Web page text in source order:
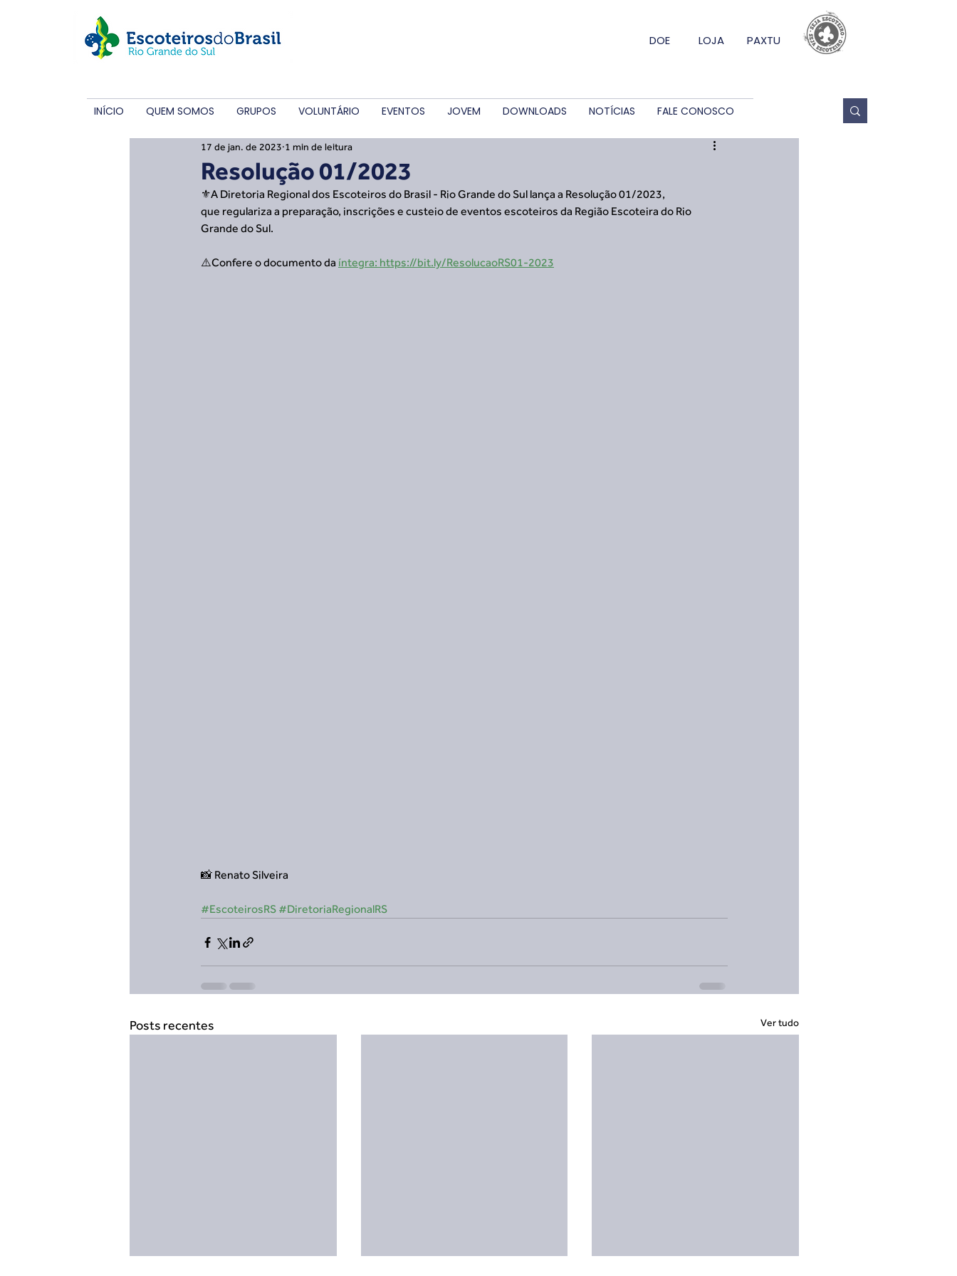
DOE LOJA PAXTU
INÍCIO QUEM SOMOS GRUPOS VOLUNTÁRIO EVENTOS JOVEM DOWNLOADS NOTÍCIAS FALE CONOSCO
Resolução 01/2023
17 de jan. de 2023 1 min de leitura
⚜️A Diretoria Regional dos Escoteiros do Brasil - Rio Grande do Sul lança a Resolução 01/2023,
que regulariza a preparação, inscrições e custeio de eventos escoteiros da Região Escoteira do Rio
Grande do Sul.
⚠️Confere o documento da íntegra: https://bit.ly/ResolucaoRS01-2023
📸 Renato Silveira
#EscoteirosRS #DiretoriaRegionalRS
Posts recentes Ver tudo